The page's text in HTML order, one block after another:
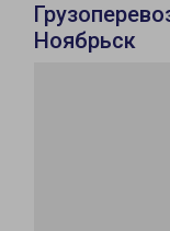
Ноябрьск